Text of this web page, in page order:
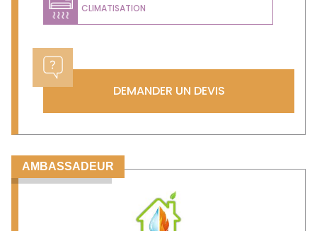
CLIMATISATION
DEMANDER UN DEVIS
AMBASSADEUR